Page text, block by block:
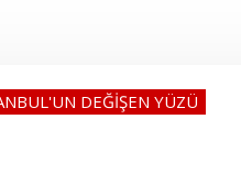
DEĞİŞEN YÜZÜ